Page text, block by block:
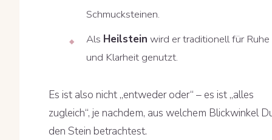
Schmucksteinen.
Als Heilstein wird er traditionell für Ruhe
und Klarheit genutzt.
Es ist also nicht „entweder oder“ – es ist „alles
zugleich“, je nachdem, aus welchem Blickwinkel
den Stein betrachtest.